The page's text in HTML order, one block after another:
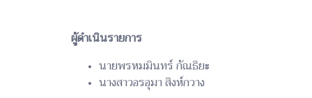
ผู้ดำเนินรายการ
นายพรหมมินทร์ กัณธิยะ
นางสาวอรอุมา สิงห์กวาง